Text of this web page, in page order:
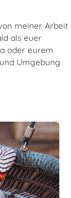
meiner Arbeit
als euer
oder eurem
Umgebung